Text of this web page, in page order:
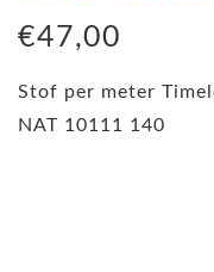
€47,00
Stof per meter
NAT 10111 140